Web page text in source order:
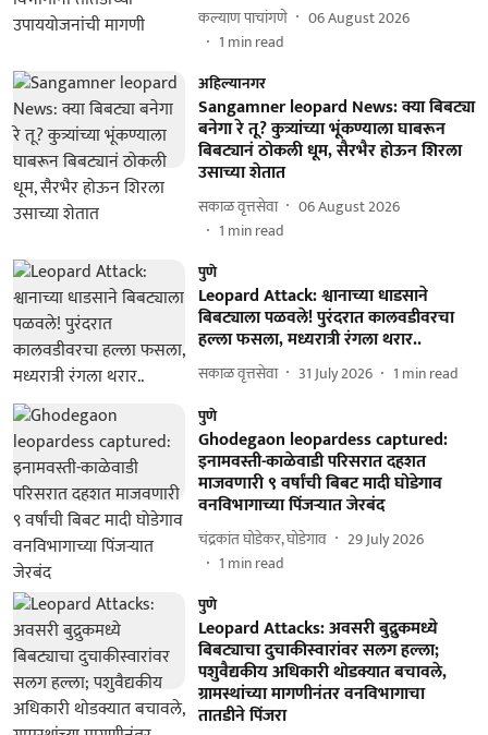
कल्याण पाचांगणे
06 August 2026
1 min read
अहिल्यानगर
Sangamner leopard News: क्या बिबट्या
बनेगा रे तू? कुत्र्यांच्या भूंकण्याला घाबरून
बिबट्यानं ठोकली धूम, सैरभैर होऊन शिरला
उसाच्या शेतात
सकाळ वृत्तसेवा
06 August 2026
1 min read
पुणे
Leopard Attack: श्वानाच्या धाडसाने
बिबट्याला पळवले! पुरंदरात कालवडीवरचा
हल्ला फसला, मध्यरात्री रंगला थरार..
सकाळ वृत्तसेवा 31 July 2026 1 min read
पुणे
Ghodegaon leopardess captured:
इनामवस्ती-काळेवाडी परिसरात दहशत
माजवणारी ९ वर्षांची बिबट मादी घोडेगाव
वनविभागाच्या पिंजऱ्यात जेरबंद
चंद्रकांत घोडेकर, घोडेगाव
29 July 2026
1 min read
पुणे
Leopard Attacks: अवसरी बुद्रुकमध्ये
बिबट्याचा दुचाकीस्वारांवर सलग हल्ला;
पशुवैद्यकीय अधिकारी थोडक्यात बचावले,
ग्रामस्थांच्या मागणीनंतर वनविभागाचा
तातडीने पिंजरा